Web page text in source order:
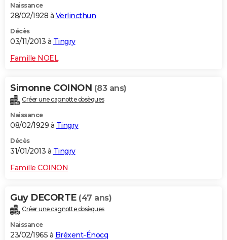
Naissance
28/02/1928 à Verlincthun
Décès
03/11/2013 à Tingry
Famille NOEL
Simonne COINON (83 ans)
Créer une cagnotte obsèques
Naissance
08/02/1929 à Tingry
Décès
31/01/2013 à Tingry
Famille COINON
Guy DECORTE (47 ans)
Créer une cagnotte obsèques
Naissance
23/02/1965 à Bréxent-Énocq